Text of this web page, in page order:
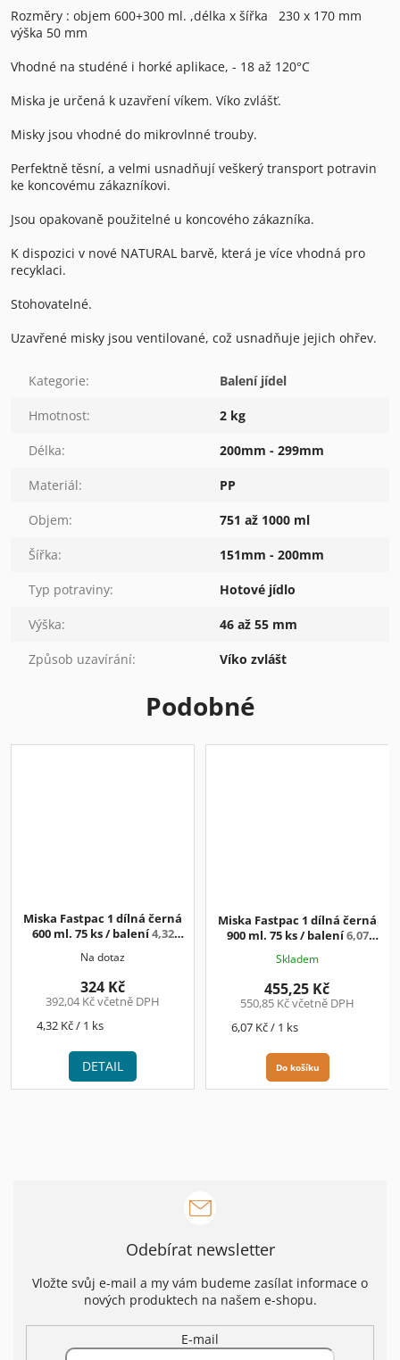
Rozměry : objem 600+300 ml. ,délka x šířka 230 x 170 mm
výška 50 mm
Vhodné na studéné i horké aplikace, - 18 až 120°C
Miska je určená k uzavření víkem. Víko zvlášť.
Misky jsou vhodné do mikrovlnné trouby.
Perfektně těsní, a velmi usnadňují veškerý transport potravin
ke koncovému zákazníkovi.
Jsou opakovaně použitelné u koncového zákazníka.
K dispozici v nové NATURAL barvě, která je více vhodná pro
recyklaci.
Stohovatelné.
Uzavřené misky jsou ventilované, což usnadňuje jejich ohřev.
Kategorie: Balení jídel
Hmotnost: 2 kg
Délka: 200mm - 299mm
Materiál: PP
Objem: 751 až 1000 ml
Šířka: 151mm - 200mm
Typ potraviny: Hotové jídlo
Výška: 46 až 55 mm
Způsob uzavírání: Víko zvlášt
Podobné
Miska Fastpac 1 dílná černá
600 ml. 75 ks / balení4,32
Na dotaz
392,04 Kč včetně DPH
324 Kč
Měrná
4,32 Kč / 1 ks
DETAIL
Miska Fastpac 1 dílná černá
900 ml. 75 ks / balení6,07
Skladem
550,85 Kč včetně DPH
455,25 Kč
Měrná
6,07 Kč / 1 ks
Do košíku
Odebírat newsletter
Vložte svůj e-mail a my vám budeme zasílat informace o
nových produktech na našem e-shopu.
E-mail